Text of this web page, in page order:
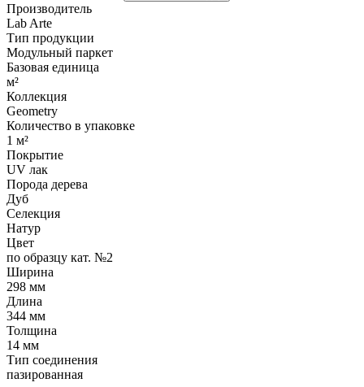
Производитель
Lab Arte
Тип продукции
Модульный паркет
Базовая единица
м²
Коллекция
Geometry
Количество в упаковке
1 м²
Покрытие
UV лак
Порода дерева
Дуб
Селекция
Натур
Цвет
по образцу кат. №2
Ширина
298 мм
Длина
344 мм
Толщина
14 мм
Тип соединения
пазированная